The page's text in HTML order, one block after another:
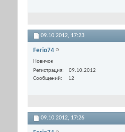
09.10.2012, 17:23
Ferio74
Новичок
Регистрация
09.10.2012
Сообщений
12
09.10.2012, 17:26